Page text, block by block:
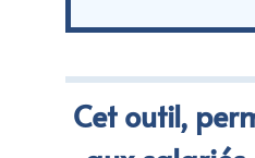
Cet outil,